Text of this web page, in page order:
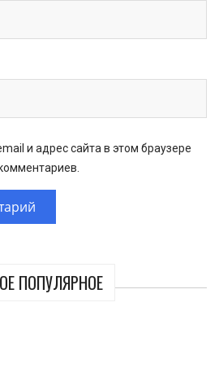
ПОПУЛЯРНОЕ
и адрес сайта в этом браузере